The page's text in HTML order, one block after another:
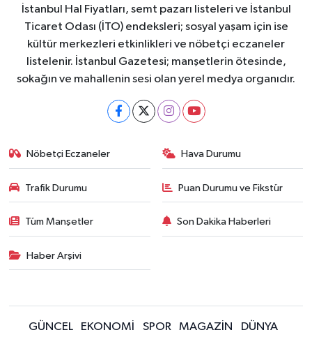
İstanbul Hal Fiyatları, semt pazarı listeleri ve İstanbul
Ticaret Odası (İTO) endeksleri; sosyal yaşam için ise
kültür merkezleri etkinlikleri ve nöbetçi eczaneler
listelenir. İstanbul Gazetesi; manşetlerin ötesinde,
sokağın ve mahallenin sesi olan yerel medya organıdır.
Nöbetçi Eczaneler Hava Durumu
Trafik Durumu Puan Durumu ve Fikstür
Tüm Manşetler Son Dakika Haberleri
Haber Arşivi
GÜNCEL EKONOMİ SPOR MAGAZİN DÜNYA